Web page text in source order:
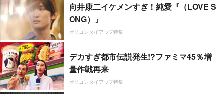
向井康二イケメンすぎ！純愛『（LOVE S
ONG）』
オリコンタイアップ特集
デカすぎ都市伝説発生!?ファミマ45％増
量作戦再来
オリコンタイアップ特集